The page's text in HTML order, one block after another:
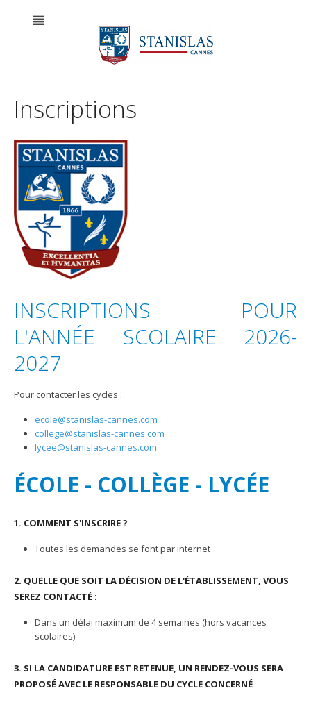
Inscriptions
INSCRIPTIONS POUR
L'ANNÉE SCOLAIRE 2026-
2027
Pour contacter les cycles :
ecole@stanislas-cannes.com
college@stanislas-cannes.com
lycee@stanislas-cannes.com
ÉCOLE - COLLÈGE - LYCÉE
1. COMMENT S'INSCRIRE ?
Toutes les demandes se font par internet
2. QUELLE QUE SOIT LA DÉCISION DE L'ÉTABLISSEMENT, VOUS
SEREZ CONTACTÉ :
Dans un délai maximum de 4 semaines (hors vacances
scolaires)
3. SI LA CANDIDATURE EST RETENUE, UN RENDEZ-VOUS SERA
PROPOSÉ AVEC LE RESPONSABLE DU CYCLE CONCERNÉ